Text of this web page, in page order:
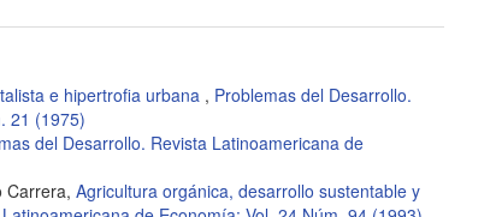
e hipertrofia urbana , Problemas del Desarrollo.
21 (1975)
del Desarrollo. Revista Latinoamericana de
Carrera, Agricultura orgánica, desarrollo sustentable y